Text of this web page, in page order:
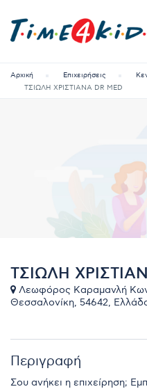
Αρχική Επιχειρήσεις
ΤΣΙΩΛΗ ΧΡΙΣΤΙΑΝΑ DR MED
ΤΣΙΩΛΗ
Λεωφόρος Καραμανλή
Θεσσαλονίκη, 54642,
Περιγραφή
Σου ανήκει η επιχείρηση;